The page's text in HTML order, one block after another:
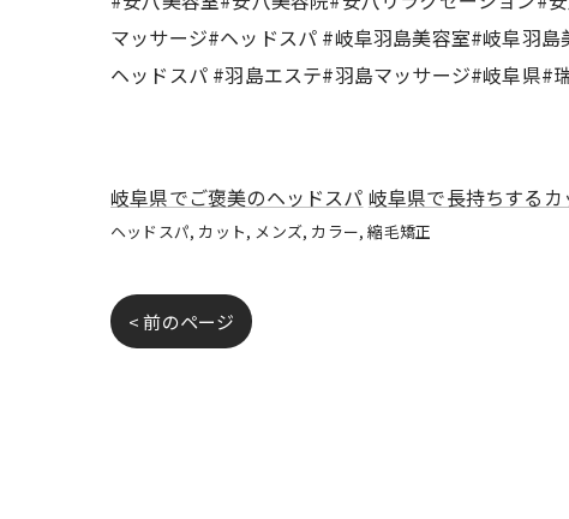
マッサージ#ヘッドスパ #岐阜羽島美容室#岐阜羽
ヘッドスパ #羽島エステ#羽島マッサージ#岐阜県
岐阜県でご褒美のヘッドスパ 岐阜県で長持ちするカ
ヘッドスパ カット メンズ カラー 縮毛矯正
< 前のページ